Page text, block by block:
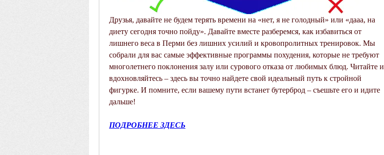
Друзья, давайте не будем терять времени на «нет, я не голодный» или «дааа, на
диету сегодня точно пойду». Давайте вместе разберемся, как избавиться от
лишнего веса в Перми без лишних усилий и кровопролитных тренировок. Мы
собрали для вас самые эффективные программы похудения, которые не требуют
многолетнего поклонения залу или сурового отказа от любимых блюд. Читайте и
вдохновляйтесь – здесь вы точно найдете свой идеальный путь к стройной
фигурке. И помните, если вашему пути встанет бутерброд – съешьте его и идите
дальше!
ПОДРОБНЕЕ ЗДЕСЬ